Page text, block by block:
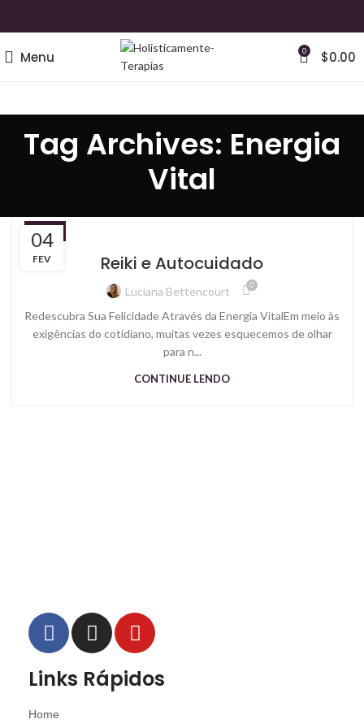
Menu 0 $0.00
Tag Archives: Energia
Vital
04
FEV
REIKI
Reiki e Autocuidado
Luciana Bettencourt 0
Redescubra Sua Felicidade Através da Energia VitalEm meio às
exigências do cotidiano, muitas vezes esquecemos de olhar
para n...
CONTINUE LENDO
Links Rápidos
Home